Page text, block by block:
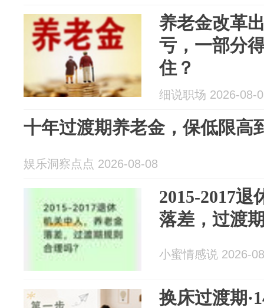
养老金改革
亏，一部分
住？
细说职场 2026-08-
十年过渡期养老金，保低限高
娱乐洞察点点 2026-08-08
2015-2017
落差，过渡
小蜜情感说 2026-
换床过渡期